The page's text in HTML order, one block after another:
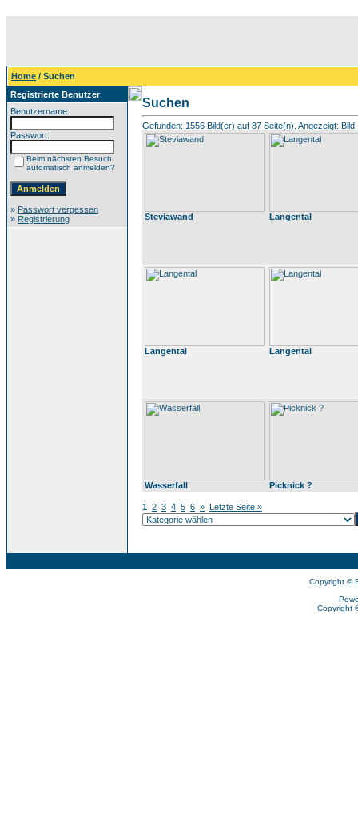
Home / Suchen
Registrierte Benutzer
Benutzername:
Passwort:
Beim nächsten Besuch
automatisch anmelden?
» Passwort vergessen
» Registrierung
Suchen
Gefunden: 1556 Bild(er) auf 87 Seite(n). Angezeigt: Bild
Steviawand Langental
Langental Langental
Wasserfall Picknick ?
1 2 3 4 5 6 » Letzte Seite »
Copyright ©
Copyright